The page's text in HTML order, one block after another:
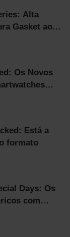
Alta
Gasket ao
do
Os Novos
Está a
formato
Days: Os
com
Até